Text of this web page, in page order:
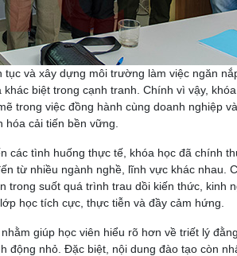
và xây dựng môi trường làm việc ngăn
biệt trong cạnh tranh. Chính vì vậy,
trong việc đồng hành cùng doanh nghiệp
cải tiến bền vững.
các tình huống thực tế, khóa học đã chính
từ nhiều ngành nghề, lĩnh vực khác nhau.
suốt quá trình trau dồi kiến thức, kinh
học tích cực, thực tiễn và đầy cảm hứng.
giúp học viên hiểu rõ hơn về triết lý
động nhỏ. Đặc biệt, nội dung đào tạo còn